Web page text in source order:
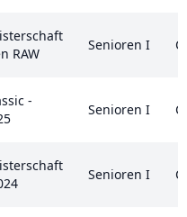
RAW
Senioren I
-
Senioren I
Senioren I